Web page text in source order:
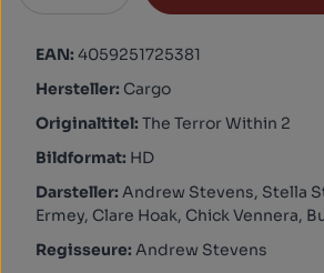
EAN: 4059251725381
Hersteller: Cargo
Originaltitel: The Terror Within 2
Bildformat: HD
Darsteller: Andrew Stevens, Stella
Ermey, Clare Hoak, Chick Vennera,
Regisseure: Andrew Stevens